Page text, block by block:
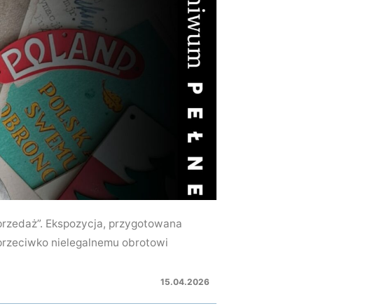
Ekspozycja, przygotowana
nielegalnemu obrotowi
15.04.2026